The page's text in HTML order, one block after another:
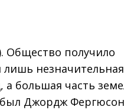
Общество получило
лишь незначительная
а большая часть
был Джордж Фергюсон